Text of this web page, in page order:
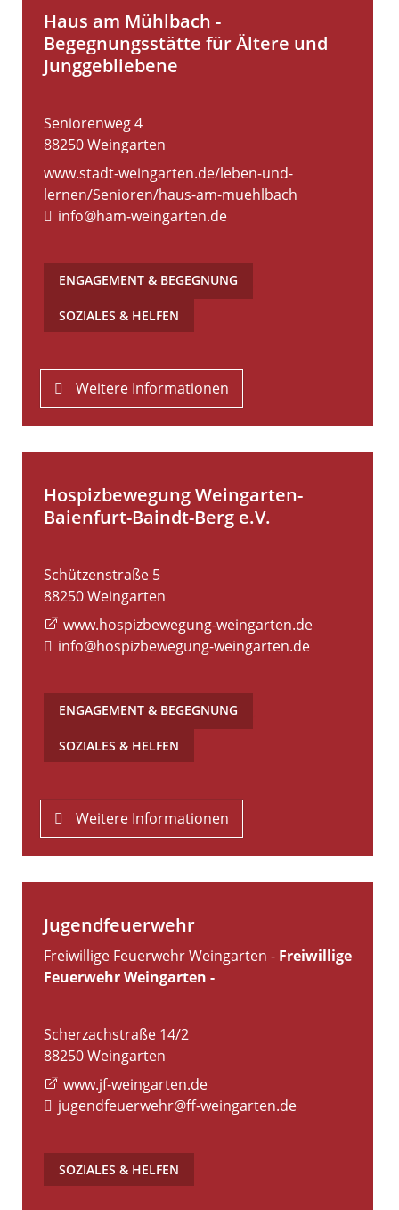
Haus am Mühlbach -
Begegnungsstätte für Ältere und
Junggebliebene
Seniorenweg 4
88250Weingarten
www.stadt-weingarten.de/leben-und-
lernen/Senioren/haus-am-muehlbach
info@ham-weingarten.de
ENGAGEMENT & BEGEGNUNG
SOZIALES & HELFEN
Weitere Informationen
Hospizbewegung Weingarten-
Baienfurt-Baindt-Berg e.V.
Schützenstraße 5
88250Weingarten
www.hospizbewegung-weingarten.de
info@hospizbewegung-weingarten.de
ENGAGEMENT & BEGEGNUNG
SOZIALES & HELFEN
Weitere Informationen
Jugendfeuerwehr
Freiwillige Feuerwehr Weingarten - Freiwillige
Feuerwehr Weingarten -
Scherzachstraße 14/2
88250Weingarten
www.jf-weingarten.de
jugendfeuerwehr@ff-weingarten.de
SOZIALES & HELFEN